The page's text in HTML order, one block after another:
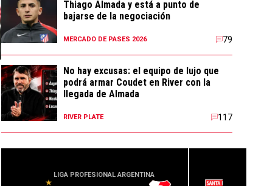
Thiago Almada y está a punto de
bajarse de la negociación
MERCADO DE PASES 2026 79
No hay excusas: el equipo de lujo que
podrá armar Coudet en River con la
llegada de Almada
RIVER PLATE 117
LIGA PROFESIONAL ARGENTINA